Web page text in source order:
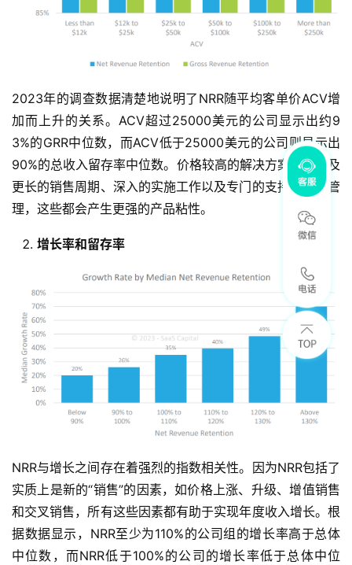
2023年的调查数据清楚地说明了NRR随平均客单价ACV增
加而上升的关系。ACV超过25000美元的公司显示出约9
3%的GRR中位数，而ACV低于25000美元的公司则显示出
90%的总收入留存率中位数。价格较高的解决方案通常涉及
更长的销售周期、深入的实施工作以及专门的支持和客户管
理，这些都会产生更强的产品粘性。
增长率和留存率
NRR与增长之间存在着强烈的指数相关性。因为NRR包括了
实质上是新的“销售”的因素，如价格上涨、升级、增值销售
和交叉销售，所有这些因素都有助于实现年度收入增长。根
据数据显示，NRR至少为110%的公司组的增长率高于总体
中位数，而NRR低于100%的公司的增长率低于总体中位